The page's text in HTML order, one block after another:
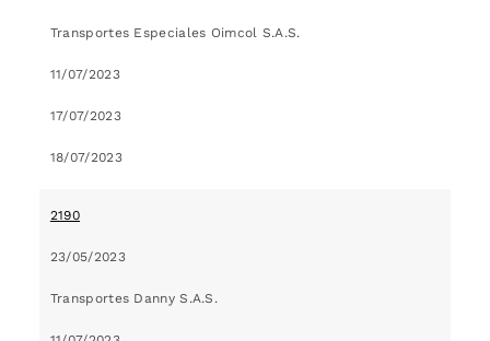
Transportes Especiales Oimcol S.A.S.
11/07/2023
17/07/2023
18/07/2023
2190
23/05/2023
Transportes Danny S.A.S.